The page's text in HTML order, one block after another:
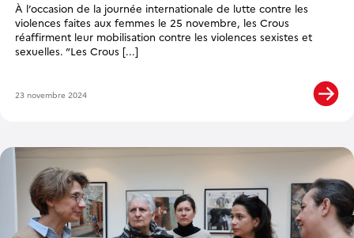
À l’occasion de la journée internationale de lutte contre les
violences faites aux femmes le 25 novembre, les Crous
réaffirment leur mobilisation contre les violences sexistes et
sexuelles. “Les Crous [...]
23 novembre 2024